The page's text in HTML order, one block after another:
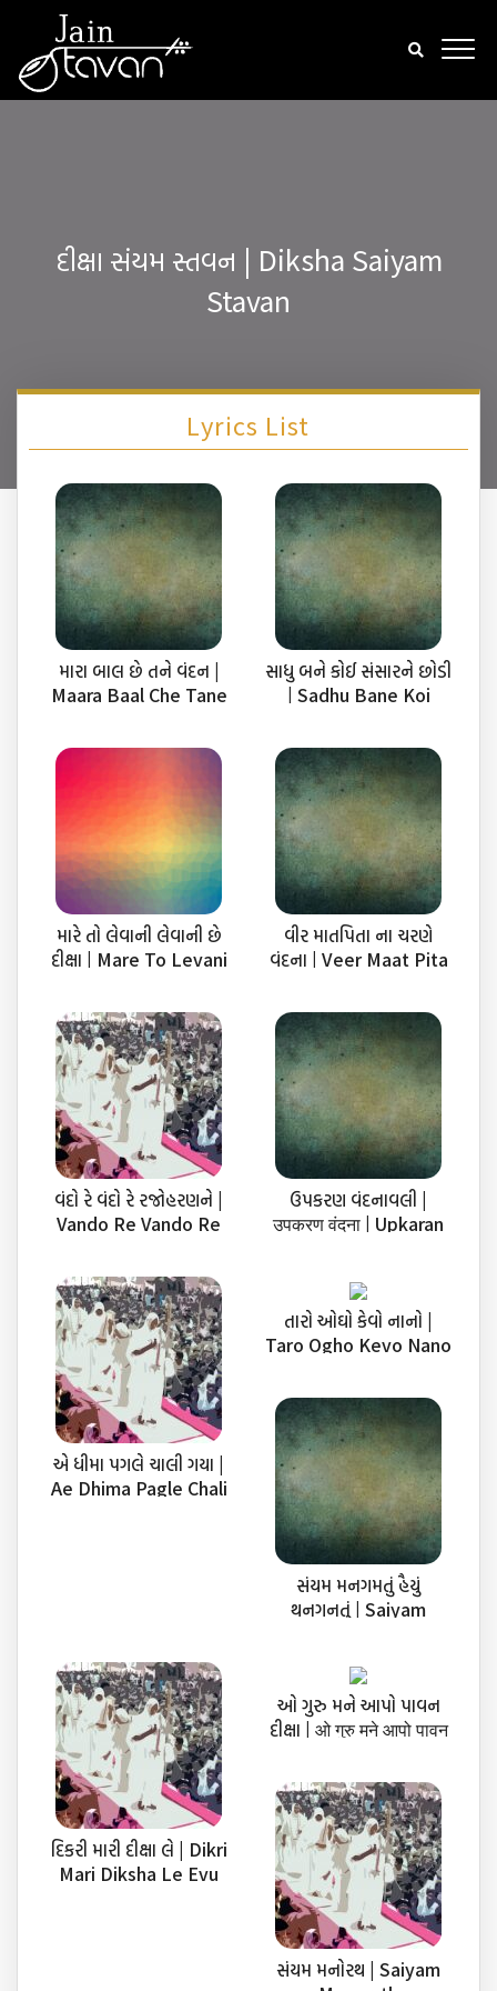
દીક્ષા સંયમ સ્તવન | Diksha Saiyam
Stavan
Lyrics List
મારા બાલ છે તને વંદન |
Maara Baal Che Tane
સાધુ બને કોઈ સંસારને છોડી
| Sadhu Bane Koi
મારે તો લેવાની લેવાની છે
દીક્ષા | Mare To Levani
વીર માતપિતા ના ચરણે
વંદના | Veer Maat Pita
વંદો રે વંદો રે રજોહરણને |
Vando Re Vando Re
ઉપકરણ વંદનાવલી |
उपकरण वंदना | Upkaran
એ ધીમા પગલે ચાલી ગયા |
Ae Dhima Pagle Chali
તારો ઓઘો કેવો નાનો |
Taro Ogho Kevo Nano
સંયમ મનગમતું હૈયું
થનગનતું | Saiyam
દિકરી મારી દીક્ષા લે | Dikri
Mari Diksha Le Evu
ઓ ગુરુ મને આપો પાવન
દીક્ષા | ओ गुरु मने आपो पावन
સંયમ મનોરથ | Saiyam